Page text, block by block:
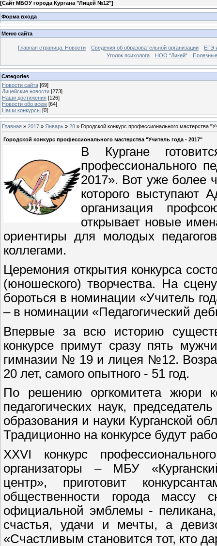
[Сайт МБОУ города Кургана "Лицей №12"]
Форма входа
Меню сайта
Главная страница. Новости Сведения об образовательной организации
ЕГЭ
Уголок психолога
НОО "Ликей"
Categories
Новости сайта [69]
Лицейские новости [273]
Наши достижения [126]
Новости обо всем [64]
Наши конкурсы [0]
Главная » 2017 » Январь » 28 » Городской конкурс профессионального мастерства
Городской конкурс профессионального мастерства "Учитель года - 2017"
В Кургане
профессионального
2017». Вот уже более
которого выступают
организация
открывает новые
ориентиры для молодых
коллегами.
Церемония открытия конкурса
(юношеского) творчества. На
бороться в номинации «Учитель
– в номинации «Педагогический
Впервые за всю историю
конкурсе примут сразу пять
гимназии № 19 и лицея №12.
20 лет, самого опытного - 51 год.
По решению оргкомитета жюри
педагогических наук,
образования и науки Курганской
Традиционно на конкурсе будут
XXVI конкурс
организаторы – МБУ
центр», приготовит
общественности города массу
официальной эмблемы - пеликана,
счастья, удачи и мечты, а
«Счастливым становится тот, кто